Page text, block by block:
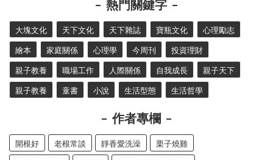
熱門關鍵字
大塊文化 天下文化 天下雜誌 寶瓶文化 心理勵志
繪本 家庭關係 心理學 今周刊 投資理財
親子教養 職場工作 人際關係 自我成長 親子天下
親子教養 童書 小說 生活型態 生活哲學
作者專欄
開根好 老根常談 靜香愛洗澡 栗子燒雞